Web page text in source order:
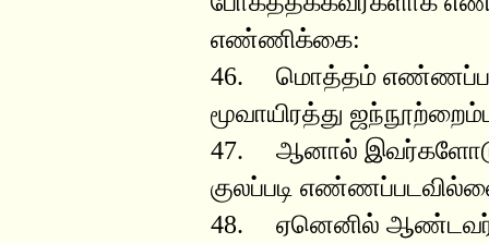
எண்ணிக்கை:
46. மொத்தம்
மூவாயிரத்து
47. ஆனால் இவர்களோடு
குலப்படி
48. ஏனெனில் ஆண்டவர்